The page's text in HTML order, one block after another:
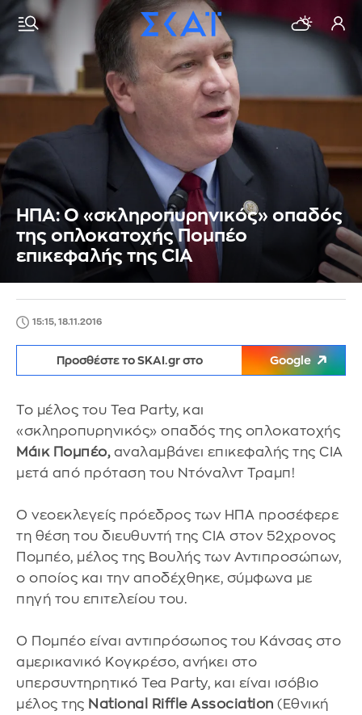
ΗΠΑ: Ο «σκληροπυρηνικός» οπαδός
της οπλοκατοχής Πομπέο
επικεφαλής της CIA
15:15, 18.11.2016
Προσθέστε το SKAI.gr στο Google
Το μέλος του Tea Party, και
«σκληροπυρηνικός» οπαδός της οπλοκατοχής
Μάικ Πομπέο,αναλαμβάνει επικεφαλής της CIA
μετά από πρόταση του Ντόναλντ Τραμπ!
Ο νεοεκλεγείς πρόεδρος των ΗΠΑ προσέφερε
τη θέση του διευθυντή της CIA στον 52χρονος
Πομπέο, μέλος της Βουλής των Αντιπροσώπων,
ο οποίος και την αποδέχθηκε, σύμφωνα με
πηγή του επιτελείου του.
Ο Πομπέο είναι αντιπρόσωπος του Κάνσας στο
αμερικανικό Κογκρέσο, ανήκει στο
υπερσυντηρητικό Tea Party, και είναι ισόβιο
μέλος της National Riffle Association (Εθνική